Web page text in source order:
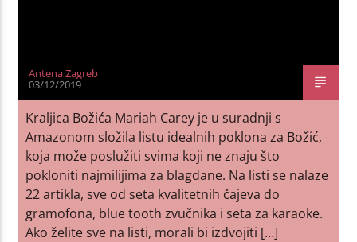
Antena Zagreb
03/12/2019
Kraljica Božića Mariah Carey je u suradnji s
Amazonom složila listu idealnih poklona za Božić,
koja može poslužiti svima koji ne znaju što
pokloniti najmilijima za blagdane. Na listi se nalaze
22 artikla, sve od seta kvalitetnih čajeva do
gramofona, blue tooth zvučnika i seta za karaoke.
Ako želite sve na listi, morali bi izdvojiti […]